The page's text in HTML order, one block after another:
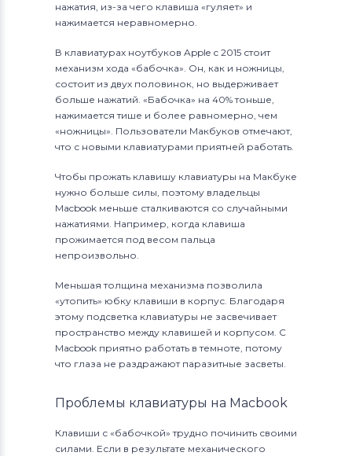
нажатия, из-за чего клавиша «гуляет» и
нажимается неравномерно.
В клавиатурах ноутбуков Apple с 2015 стоит
механизм хода «бабочка». Он, как и ножницы,
состоит из двух половинок, но выдерживает
больше нажатий. «Бабочка» на 40% тоньше,
нажимается тише и более равномерно, чем
«ножницы». Пользователи Макбуков отмечают,
что с новыми клавиатурами приятней работать.
Чтобы прожать клавишу клавиатуры на Макбуке
нужно больше силы, поэтому владельцы
Macbook меньше сталкиваются со случайными
нажатиями. Например, когда клавиша
прожимается под весом пальца
непроизвольно.
Меньшая толщина механизма позволила
«утопить» юбку клавиши в корпус. Благодаря
этому подсветка клавиатуры не засвечивает
пространство между клавишей и корпусом. С
Macbook приятно работать в темноте, потому
что глаза не раздражают паразитные засветы.
Проблемы клавиатуры на Macbook
Клавиши с «бабочкой» трудно починить своими
силами. Если в результате механического